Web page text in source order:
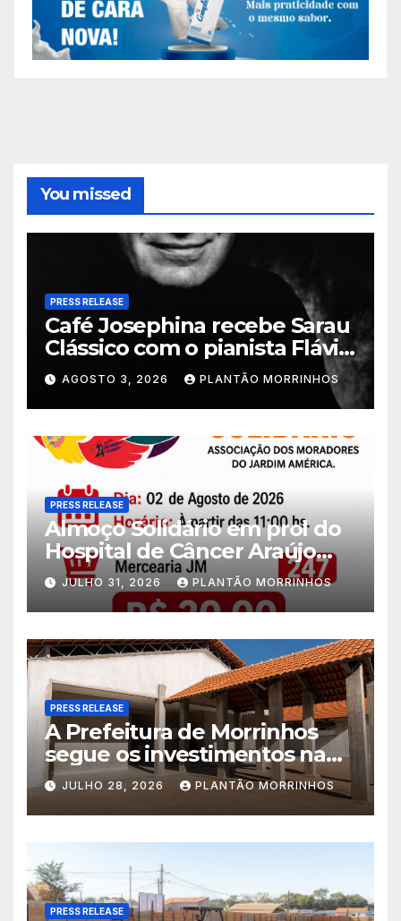
You missed
PRESS RELEASE
Café Josephina recebe Sarau
Clássico com o pianista Flávio
Varani nesta terça-feira
AGOSTO 3, 2026 PLANTÃO MORRINHOS
PRESS RELEASE
Almoço Solidário em prol do
Hospital de Câncer Araújo
Jorge é realizado no Jardim
América
JULHO 31, 2026 PLANTÃO MORRINHOS
PRESS RELEASE
A Prefeitura de Morrinhos
segue os investimentos na
educação. A obra da Escola
Municipal Eudóxio de
Figueiredo avança em ritmo
acelerado e já ganha forma.
JULHO 28, 2026 PLANTÃO MORRINHOS
PRESS RELEASE